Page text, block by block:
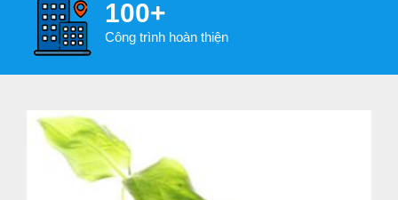
100+
Công trình hoàn thiện